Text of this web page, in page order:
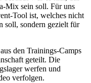
Mix sein soll. Für uns
Tool ist, welches nicht
soll, sondern gezielt für
den Trainings-Camps
geteilt. Die
werfen und
verfolgen.